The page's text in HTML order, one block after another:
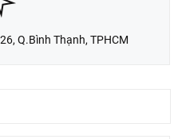
Q.Bình Thạnh, TPHCM